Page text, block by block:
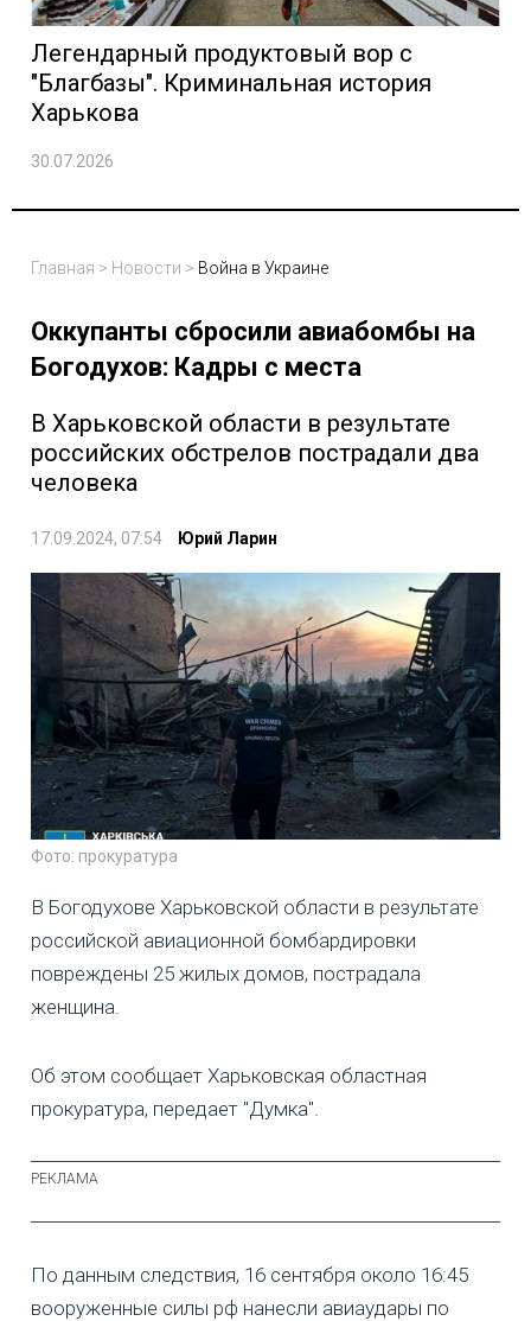
Легендарный продуктовый вор с
"Благбазы". Криминальная история
Харькова
30.07.2026
Главная > Новости > Война в Украине
Оккупанты сбросили авиабомбы на
Богодухов: Кадры с места
В Харьковской области в результате
российских обстрелов пострадали два
человека
17.09.2024, 07:54 Юрий Ларин
Фото: прокуратура
В Богодухове Харьковской области в результате
российской авиационной бомбардировки
повреждены 25 жилых домов, пострадала
женщина.
Об этом сообщает Харьковская областная
прокуратура, передает "Думка".
По данным следствия, 16 сентября около 16:45
вооруженные силы рф нанесли авиаудары по